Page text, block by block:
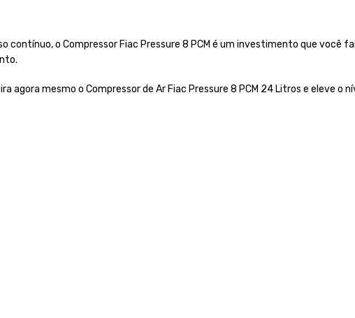
o Compressor Fiac Pressure 8 PCM é um investimento que você
mesmo o Compressor de Ar Fiac Pressure 8 PCM 24 Litros e eleve o